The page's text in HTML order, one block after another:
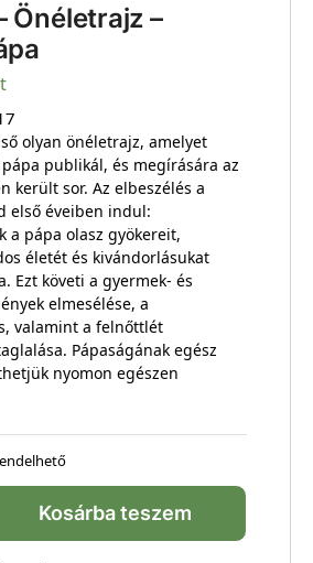
Önéletrajz –
olyan önéletrajz, amelyet
publikál, és megírására az
került sor. Az elbeszélés a
első éveiben indul:
a pápa olasz gyökereit,
életét és kivándorlásukat
Ezt követi a gyermek- és
elmesélése, a
valamint a felnőttlét
Pápaságának egész
nyomon egészen
Kosárba teszem